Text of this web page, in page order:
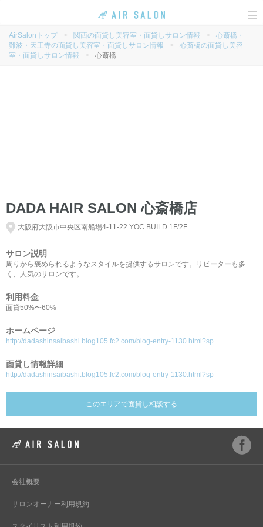
AirSalonトップ > 関西の面貸し美容室・面貸しサロン情報 >
心斎橋・
難波・天王寺の面貸し美容室・面貸しサロン情報
>
心斎橋の面貸し美容
室・面貸しサロン情報
> 心斎橋
DADA HAIR SALON 心斎橋店
大阪府大阪市中央区南船場4-11-22 YOC BUILD 1F/2F
サロン説明
周りから褒められるようなスタイルを提供するサロンです。リピーターも多
く、人気のサロンです。
利用料金
面貸50%〜60%
ホームページ
http://dadashinsaibashi.blog105.fc2.com/blog-entry-1130.html?sp
面貸し情報詳細
http://dadashinsaibashi.blog105.fc2.com/blog-entry-1130.html?sp
このエリアで面貸し相談する
会社概要
サロンオーナー利用規約